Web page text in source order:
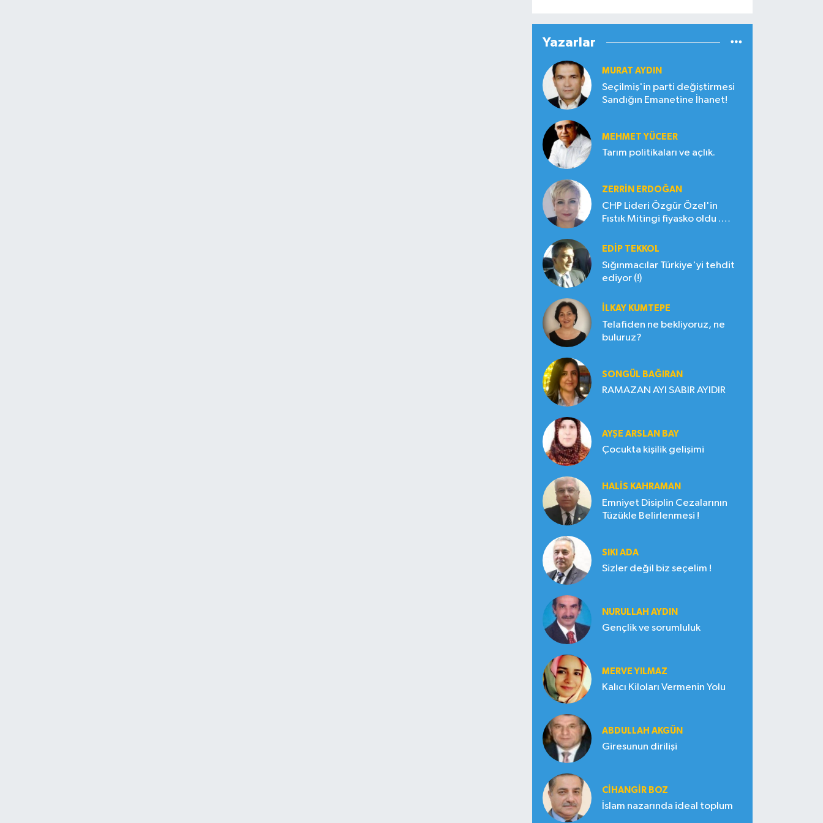
Yazarlar
MURAT AYDIN
Seçilmiş'in parti değiştirmesi
Sandığın Emanetine İhanet!
MEHMET YÜCEER
Tarım politikaları ve açlık.
ZERRIN ERDOĞAN
CHP Lideri Özgür Özel'in
Fıstık Mitingi fiyasko oldu .
EDIP TEKKOL
Sığınmacılar Türkiye'yi tehdit
ediyor (!)
İLKAY KUMTEPE
Telafiden ne bekliyoruz, ne
buluruz?
SONGÜL BAĞIRAN
RAMAZAN AYI SABIR AYIDIR
AYŞE ARSLAN BAY
Çocukta kişilik gelişimi
HALIS KAHRAMAN
Emniyet Disiplin Cezalarının
Tüzükle Belirlenmesi !
SIKI ADA
Sizler değil biz seçelim !
NURULLAH AYDIN
Gençlik ve sorumluluk
MERVE YILMAZ
Kalıcı Kiloları Vermenin Yolu
ABDULLAH AKGÜN
Giresunun dirilişi
CIHANGIR BOZ
İslam nazarında ideal toplum